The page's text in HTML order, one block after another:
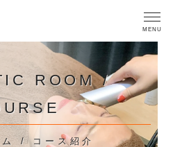
ROOM /
ム / コース紹介